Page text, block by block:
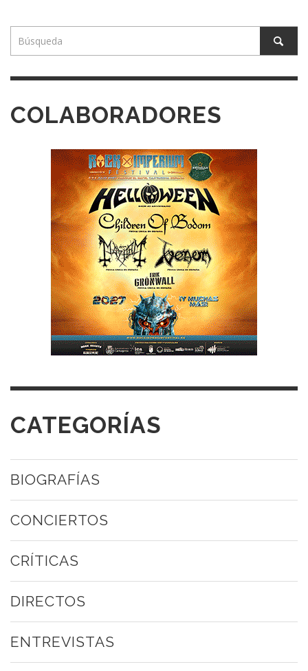
COLABORADORES
CATEGORÍAS
BIOGRAFÍAS
CONCIERTOS
CRÍTICAS
DIRECTOS
ENTREVISTAS